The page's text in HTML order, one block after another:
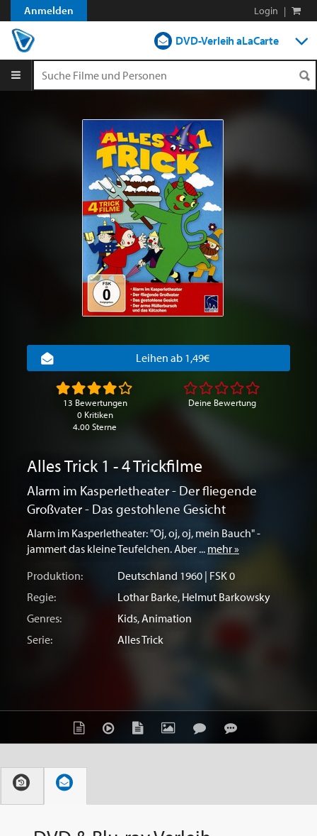
Anmelden Login |
DVD-Verleih aLaCarte
Shop
Blog
Alles Trick 1 - 4 Trickfilme
Alarm im Kasperletheater - Der fliegende
Großvater - Das gestohlene Gesicht
Alarm im Kasperletheater: "Oj, oj, oj, mein Bauch" -
jammert das kleine Teufelchen. Aber ... mehr »
Produktion:
Deutschland 1960 | FSK 0
Regie:
Lothar Barke, Helmut Barkowsky
Genres:
Kids, Animation
Serie:
Alles Trick
Leihen ab 1,49€
13 Bewertungen
0 Kritiken
4.00 Sterne
Deine Bewertung